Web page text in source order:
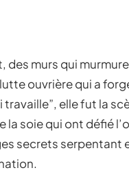
des murs qui
ouvrière qui a
elle fut la
la soie qui ont défié
secrets serpentant